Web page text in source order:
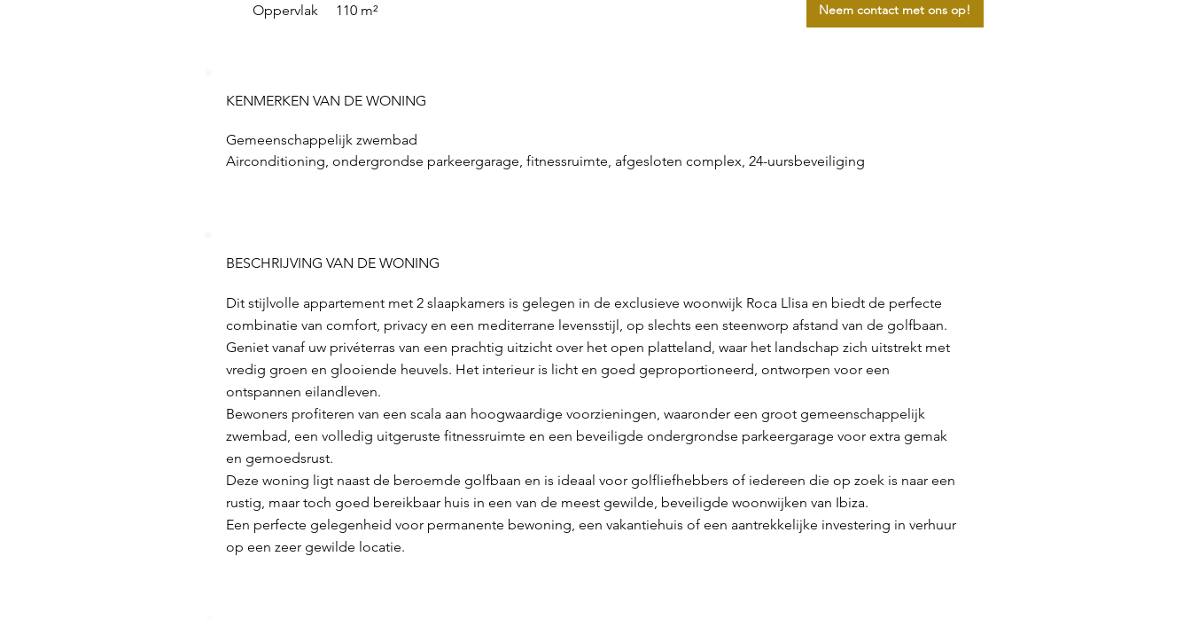
Oppervlak 110 m² Neem contact met ons op!
KENMERKEN VAN DE WONING
Gemeenschappelijk zwembad
Airconditioning, ondergrondse parkeergarage, fitnessruimte, afgesloten complex, 24-uursbeveiliging
BESCHRIJVING VAN DE WONING
Dit stijlvolle appartement met 2 slaapkamers is gelegen in de exclusieve woonwijk Roca Llisa en biedt de perfecte
combinatie van comfort, privacy en een mediterrane levensstijl, op slechts een steenworp afstand van de golfbaan.
Geniet vanaf uw privéterras van een prachtig uitzicht over het open platteland, waar het landschap zich uitstrekt met
vredig groen en glooiende heuvels. Het interieur is licht en goed geproportioneerd, ontworpen voor een
ontspannen eilandleven.
Bewoners profiteren van een scala aan hoogwaardige voorzieningen, waaronder een groot gemeenschappelijk
zwembad, een volledig uitgeruste fitnessruimte en een beveiligde ondergrondse parkeergarage voor extra gemak
en gemoedsrust.
Deze woning ligt naast de beroemde golfbaan en is ideaal voor golfliefhebbers of iedereen die op zoek is naar een
rustig, maar toch goed bereikbaar huis in een van de meest gewilde, beveiligde woonwijken van Ibiza.
Een perfecte gelegenheid voor permanente bewoning, een vakantiehuis of een aantrekkelijke investering in verhuur
op een zeer gewilde locatie.